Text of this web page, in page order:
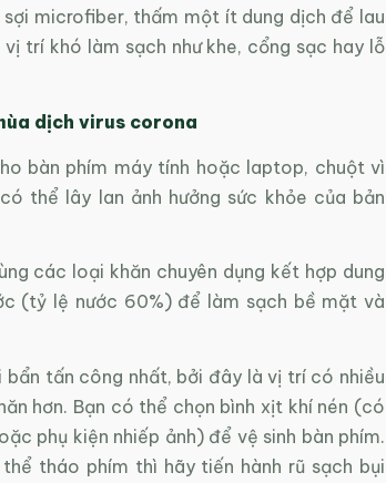
microfiber, thấm một ít dung dịch để lau
trí khó làm sạch như khe, cổng sạc hay lỗ
dịch virus corona
bàn phím máy tính hoặc laptop, chuột vì
thể lây lan ảnh hưởng sức khỏe của bản
các loại khăn chuyên dụng kết hợp dung
(tỷ lệ nước 60%) để làm sạch bề mặt và
bẩn tấn công nhất, bởi đây là vị trí có nhiều
hơn. Bạn có thể chọn bình xịt khí nén (có
phụ kiện nhiếp ảnh) để vệ sinh bàn phím.
tháo phím thì hãy tiến hành rũ sạch bụi